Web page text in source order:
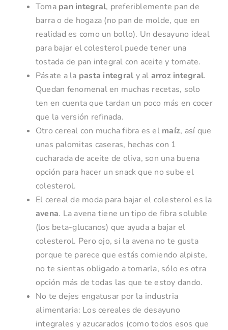
Toma pan integral, preferiblemente pan de
barra o de hogaza (no pan de molde, que en
realidad es como un bollo). Un desayuno ideal
para bajar el colesterol puede tener una
tostada de pan integral con aceite y tomate.
Pásate a la pasta integral y al arroz integral.
Quedan fenomenal en muchas recetas, solo
ten en cuenta que tardan un poco más en cocer
que la versión refinada.
Otro cereal con mucha fibra es el maíz, así que
unas palomitas caseras, hechas con 1
cucharada de aceite de oliva, son una buena
opción para hacer un snack que no sube el
colesterol.
El cereal de moda para bajar el colesterol es la
avena. La avena tiene un tipo de fibra soluble
(los beta-glucanos) que ayuda a bajar el
colesterol. Pero ojo, si la avena no te gusta
porque te parece que estás comiendo alpiste,
no te sientas obligado a tomarla, sólo es otra
opción más de todas las que te estoy dando.
No te dejes engatusar por la industria
alimentaria: Los cereales de desayuno
integrales y azucarados (como todos esos que